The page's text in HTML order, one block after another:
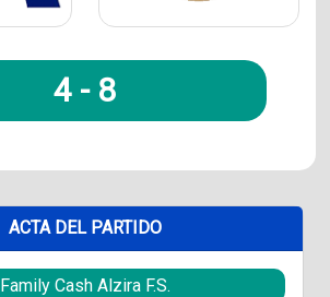
4 - 8
ACTA DEL PARTIDO
Family Cash Alzira F.S.